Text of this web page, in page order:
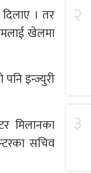
। तर
खेलमा
इन्ज्युरी
मिलानका
सचिव
२
३